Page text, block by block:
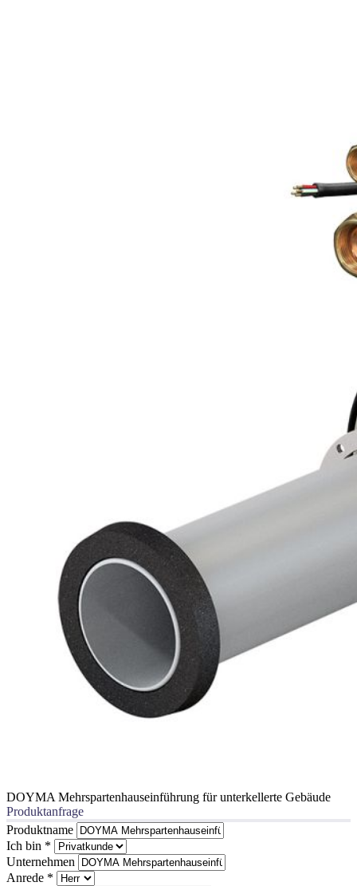
DOYMA Mehrspartenhauseinführung für unterkellerte Gebäude
Produktanfrage
Produktname
Ich bin *
Unternehmen
Anrede *